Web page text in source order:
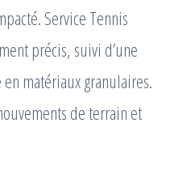
Service Tennis
précis, suivi d’une
matériaux granulaires.
de terrain et